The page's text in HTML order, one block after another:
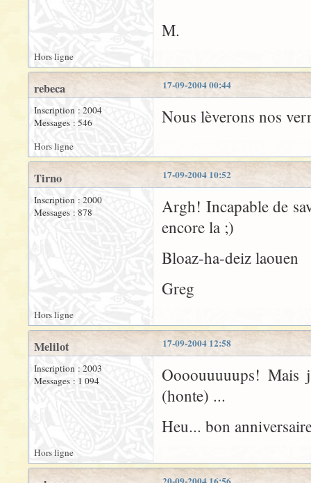
M.
Hors ligne
17-09-2004 00:44
rebeca
Inscription : 2004
Messages : 546
Nous lèverons nos
Hors ligne
17-09-2004 10:52
Tirno
Inscription : 2000
Messages : 878
Argh! Incapable de
encore la ;)
Bloaz-ha-deiz laouen
Greg
Hors ligne
17-09-2004 12:58
Melilot
Inscription : 2003
Messages : 1 094
Oooouuuuups! Mais
(honte) ...
Heu... bon
Hors ligne